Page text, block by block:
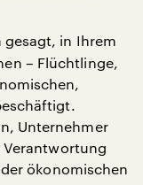
gesagt, in Ihrem
– Flüchtlinge,
Unternehmer
Verantwortung
ökonomischen